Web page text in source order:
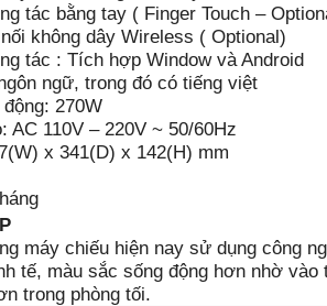
tác bằng tay ( Finger Touch –
không dây Wireless ( Optional)
tác : Tích hợp Window và Android
ngữ, trong đó có tiếng việt
270W
AC 110V – 220V ~ 50/60Hz
x 341(D) x 142(H) mm
máy chiếu hiện nay sử dụng công
tế, màu sắc sống động hơn nhờ
trong phòng tối.